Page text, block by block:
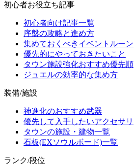
初心者お役立ち記事
初心者向け記事一覧
序盤の攻略と進め方
集めておくべきイベントルーン
優先的にやっておきたいこと
タウン施設強化おすすめ優先順
ジュエルの効率的な集め方
装備/施設
神進化のおすすめ武器
優先して入手したいアクセサリ
タウンの施設・建物一覧
石板(EXソウルボード)一覧
ランク/段位